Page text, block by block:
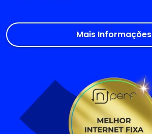
Mais Informações